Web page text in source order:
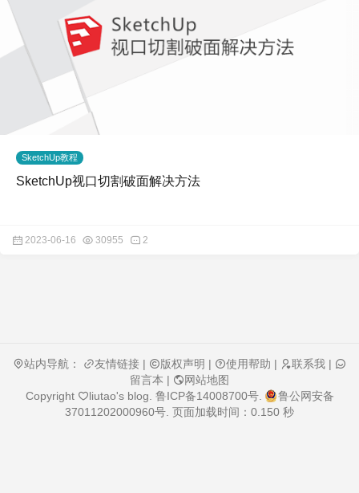
SketchUp教程
SketchUp视口切割破面解决方法
2023-06-16 30955 2
站内导航： 友情链接 | 版权声明 | 使用帮助 | 联系我 |
留言本 |
网站地图
Copyright
liutao's blog 鲁ICP备14008700号.
鲁公网安备
37011202000960号 . 页面加载时间：0.150 秒